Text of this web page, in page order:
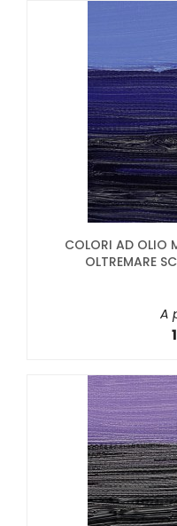
COLORI AD OLIO
OLTREMARE
A